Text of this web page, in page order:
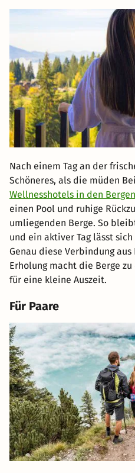
Nach einem Tag an der
Schöneres, als die müden
Wellnesshotels in den Bergen
einen Pool und ruhige
umliegenden Berge. So
und ein aktiver Tag lässt
Genau diese Verbindung
Erholung macht die Berge
für eine kleine Auszeit.
Für Paare